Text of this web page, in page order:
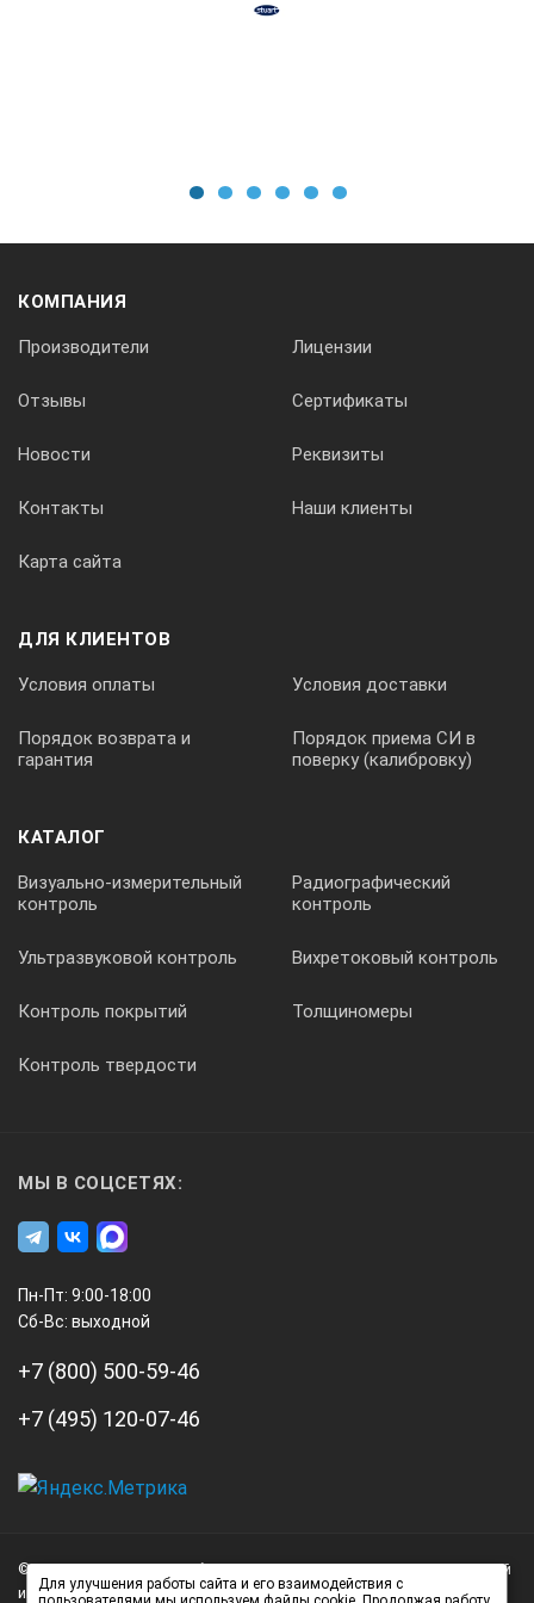
КОМПАНИЯ
Производители Лицензии
Отзывы Сертификаты
Новости Реквизиты
Контакты Наши клиенты
Карта сайта
ДЛЯ КЛИЕНТОВ
Условия оплаты Условия доставки
Порядок возврата и
гарантия
Порядок приема СИ в
поверку (калибровку)
КАТАЛОГ
Визуально-измерительный
контроль
Радиографический
контроль
Ультразвуковой контроль Вихретоковый контроль
Контроль покрытий Толщиномеры
Контроль твердости
МЫ В СОЦСЕТЯХ:
Пн-Пт: 9:00-18:00
Сб-Вс: выходной
+7 (800) 500-59-46
+7 (495) 120-07-46
Нагорный
© 2026 А3 Инжиниринг Обращаем Ваше внимание на то, что данный
интернет-сайт носит исключительно информационный характер и
Для улучшения работы сайта и его взаимодействия с